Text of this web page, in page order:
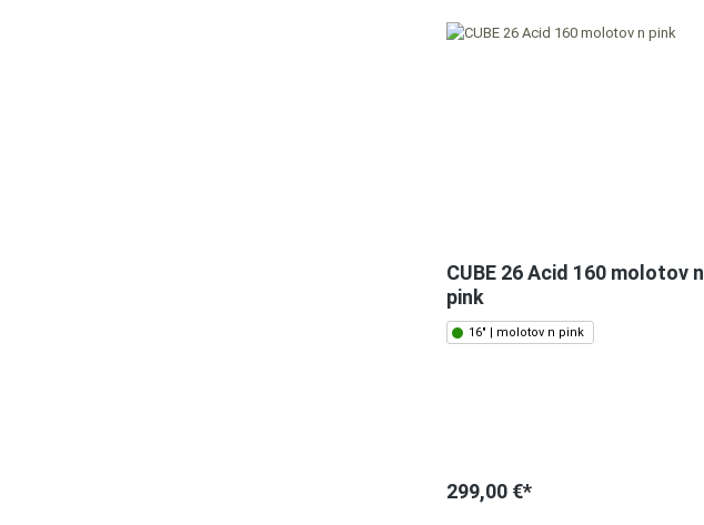
CUBE 26 Acid 160 molotov n
pink
16" | molotov n pink
299,00 €*